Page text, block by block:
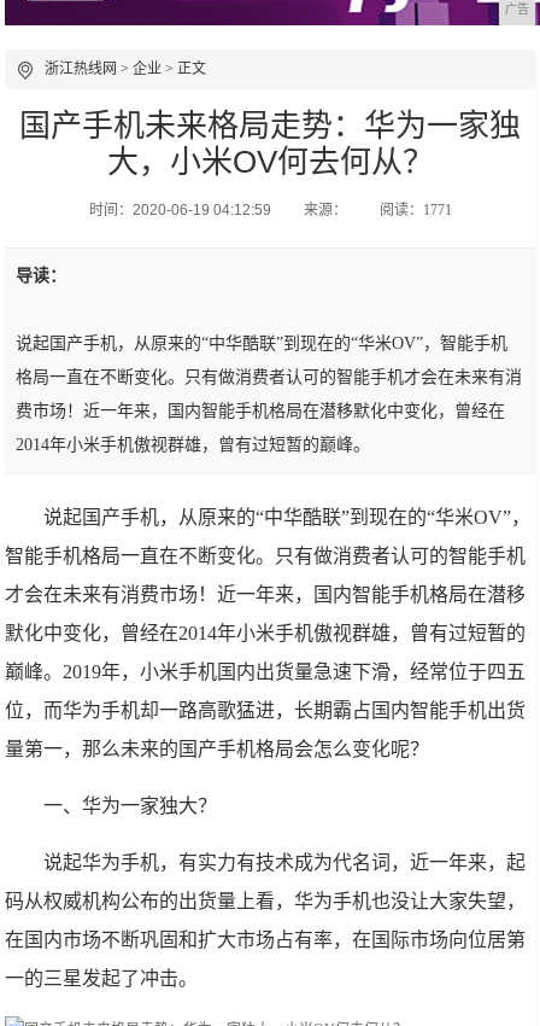
广告
浙江热线网 >企业 > 正文
国产手机未来格局走势：华为一家独
大，小米OV何去何从？
时间：2020-06-19 04:12:59 来源： 阅读：1771
导读：
说起国产手机，从原来的“中华酷联”到现在的“华米OV”，智能手机
格局一直在不断变化。只有做消费者认可的智能手机才会在未来有消
费市场！近一年来，国内智能手机格局在潜移默化中变化，曾经在
2014年小米手机傲视群雄，曾有过短暂的巅峰。
说起国产手机，从原来的“中华酷联”到现在的“华米OV”，
智能手机格局一直在不断变化。只有做消费者认可的智能手机
才会在未来有消费市场！近一年来，国内智能手机格局在潜移
默化中变化，曾经在2014年小米手机傲视群雄，曾有过短暂的
巅峰。2019年，小米手机国内出货量急速下滑，经常位于四五
位，而华为手机却一路高歌猛进，长期霸占国内智能手机出货
量第一，那么未来的国产手机格局会怎么变化呢？
一、华为一家独大？
说起华为手机，有实力有技术成为代名词，近一年来，起
码从权威机构公布的出货量上看，华为手机也没让大家失望，
在国内市场不断巩固和扩大市场占有率，在国际市场向位居第
一的三星发起了冲击。